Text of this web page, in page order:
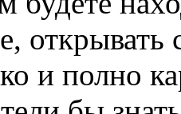
открывать
и полно